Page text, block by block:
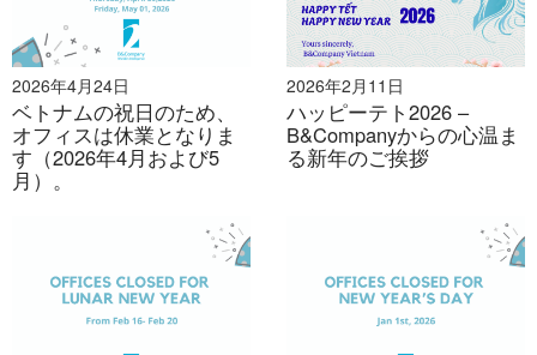
info@b-company.jp + (84) 28 3910 3913
2026年4月24日
ベトナムの祝日のため、
オフィスは休業となりま
す（2026年4月および5
月）。
2026年2月11日
ハッピーテト2026 –
B&Companyからの心温ま
る新年のご挨拶